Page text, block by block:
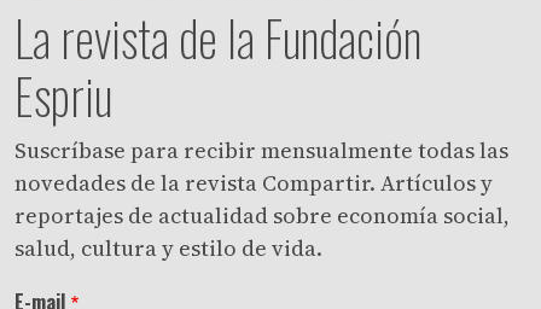
La revista de la Fundación
Espriu
Suscríbase para recibir mensualmente todas las
novedades de la revista Compartir. Artículos y
reportajes de actualidad sobre economía social,
salud, cultura y estilo de vida.
E-mail